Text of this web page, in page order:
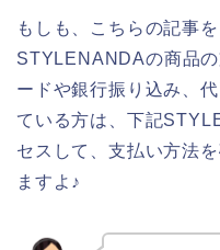
もしも、こちらの記事
STYLENANDAの商品
ードや銀行振り込み、
ている方は、下記
セスして、支払い方法
ますよ♪